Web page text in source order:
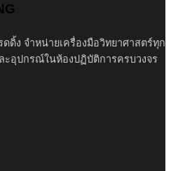
ดิ้ง จำหน่ายเครื่องมือวิทยาศาสตร์ทุก
ะอุปกรณ์ในห้องปฏิบัติการครบวงจร